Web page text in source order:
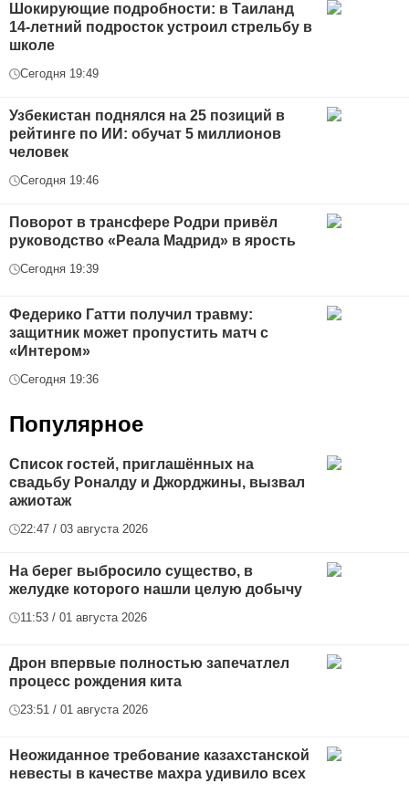
Шокирующие подробности: в Таиланд
14-летний подросток устроил стрельбу в
школе
Сегодня 19:49
Узбекистан поднялся на 25 позиций в
рейтинге по ИИ: обучат 5 миллионов
человек
Сегодня 19:46
Поворот в трансфере Родри привёл
руководство «Реала Мадрид» в ярость
Сегодня 19:39
Федерико Гатти получил травму:
защитник может пропустить матч с
«Интером»
Сегодня 19:36
Популярное
Список гостей, приглашённых на
свадьбу Роналду и Джорджины, вызвал
ажиотаж
22:47 / 03 августа 2026
На берег выбросило существо, в
желудке которого нашли целую добычу
11:53 / 01 августа 2026
Дрон впервые полностью запечатлел
процесс рождения кита
23:51 / 01 августа 2026
Неожиданное требование казахстанской
невесты в качестве махра удивило всех